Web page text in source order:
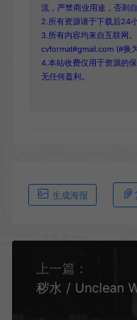
流，严禁商业用途，否则自
2.所有资源请于下载后24
3.所有内容均来自互联网
cvformat#gmail.com (#换
4.本站收费仅用于资源的
无任何盈利。
生成海报
上一篇：